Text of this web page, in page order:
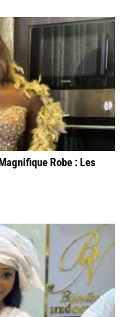
Robe : Les